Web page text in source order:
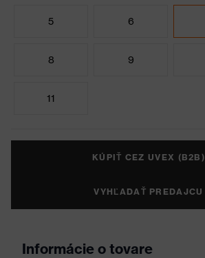
5 6
8 9
11
KÚPIŤ CEZ UVEX (B2B)
VYHĽADAŤ PREDAJCU
Informácie o tovare